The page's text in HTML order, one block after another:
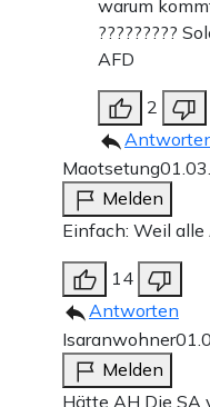
warum
?????????
AFD
2
Maotsetung
Melden
Einfach: Weil
14
Antworten
Isaranwohner
Melden
Hätte AH Die SA